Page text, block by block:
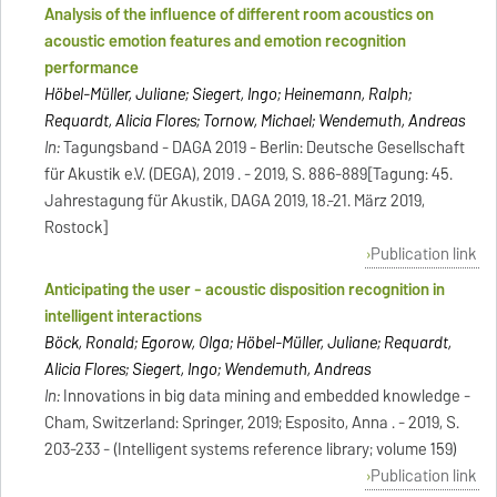
Analysis of the influence of different room acoustics on
acoustic emotion features and emotion recognition
performance
Höbel-Müller, Juliane; Siegert, Ingo; Heinemann, Ralph;
Requardt, Alicia Flores; Tornow, Michael; Wendemuth, Andreas
In:Tagungsband - DAGA 2019 - Berlin: Deutsche Gesellschaft
für Akustik e.V. (DEGA), 2019 . - 2019, S. 886-889[Tagung: 45.
Jahrestagung für Akustik, DAGA 2019, 18.-21. März 2019,
Rostock]
Publication link
Anticipating the user - acoustic disposition recognition in
intelligent interactions
Böck, Ronald; Egorow, Olga; Höbel-Müller, Juliane; Requardt,
Alicia Flores; Siegert, Ingo; Wendemuth, Andreas
In:Innovations in big data mining and embedded knowledge -
Cham, Switzerland: Springer, 2019; Esposito, Anna . - 2019, S.
203-233 - (Intelligent systems reference library; volume 159)
Publication link